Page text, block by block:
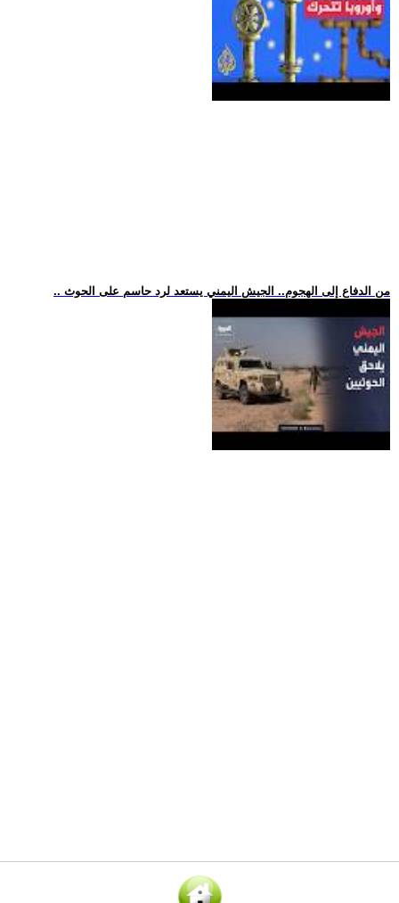
.. من الدفاع إلى الهجوم.. الجيش اليمني يستعد لرد حاسم على الحوث